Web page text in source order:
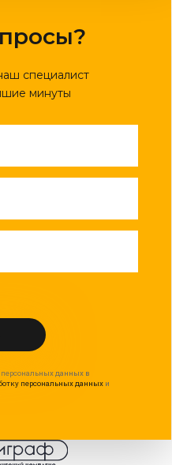
специалист
минуты
персональных данных в
персональных данных и